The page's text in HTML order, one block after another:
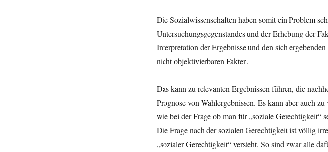
Die Sozialwissenschaften haben somit ein Problem
Untersuchungsgegenstandes und der Erhebung der
Interpretation der Ergebnisse und den sich
nicht objektivierbaren Fakten.
Das kann zu relevanten Ergebnissen führen, die
Prognose von Wahlergebnissen. Es kann aber auch
wie bei der Frage ob man für „soziale Gerechtigkeit“
Die Frage nach der sozialen Gerechtigkeit ist völlig
„sozialer Gerechtigkeit“ versteht. So sind zwar alle